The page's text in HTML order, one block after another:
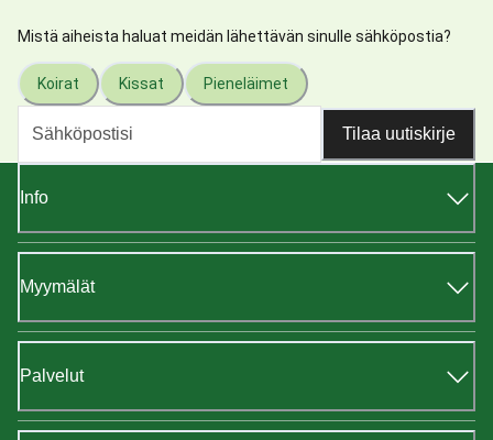
Mistä aiheista haluat meidän lähettävän sinulle sähköpostia?
Koirat Kissat Pieneläimet
Tilaa uutiskirje
Info
Myymälät
Palvelut